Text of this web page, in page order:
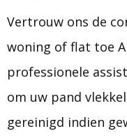
Vertrouw ons de
woning of flat toe
professionele
om uw pand
gereinigd indien